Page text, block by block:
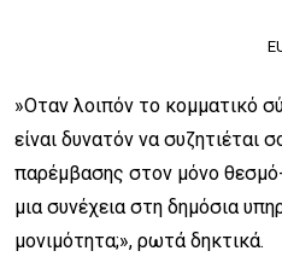
»Οταν λοιπόν το κομματικό
είναι δυνατόν να συζητιέται
παρέμβασης στον μόνο
μια συνέχεια στη δημόσια
μονιμότητα;», ρωτά δηκτικά.